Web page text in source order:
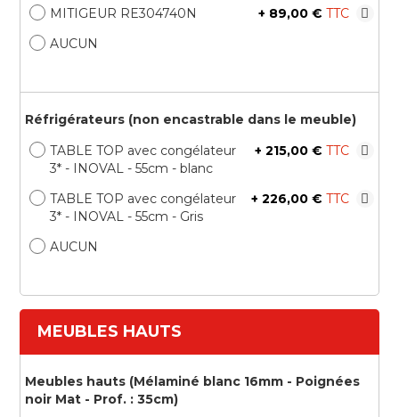
MITIGEUR RE304740N
+ 89,00 €
AUCUN
Réfrigérateurs (non encastrable dans le meuble)
TABLE TOP avec congélateur
3* - INOVAL - 55cm - blanc
+ 215,00 €
TABLE TOP avec congélateur
3* - INOVAL - 55cm - Gris
+ 226,00 €
AUCUN
MEUBLES HAUTS
Meubles hauts (Mélaminé blanc 16mm - Poignées
noir Mat - Prof. : 35cm)